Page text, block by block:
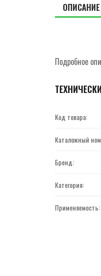
Подробное
Код товара:
Каталожный
Бренд:
Категория:
Применяемость: